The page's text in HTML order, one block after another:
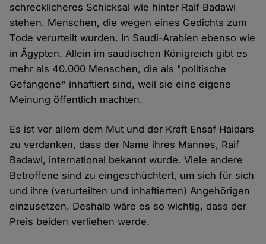
schrecklicheres Schicksal wie hinter Raif Badawi
stehen. Menschen, die wegen eines Gedichts zum
Tode verurteilt wurden. In Saudi-Arabien ebenso wie
in Ägypten. Allein im saudischen Königreich gibt es
mehr als 40.000 Menschen, die als "politische
Gefangene" inhaftiert sind, weil sie eine eigene
Meinung öffentlich machten.
Es ist vor allem dem Mut und der Kraft Ensaf Haidars
zu verdanken, dass der Name ihres Mannes, Raif
Badawi, international bekannt wurde. Viele andere
Betroffene sind zu eingeschüchtert, um sich für sich
und ihre (verurteilten und inhaftierten) Angehörigen
einzusetzen. Deshalb wäre es so wichtig, dass der
Preis beiden verliehen werde.